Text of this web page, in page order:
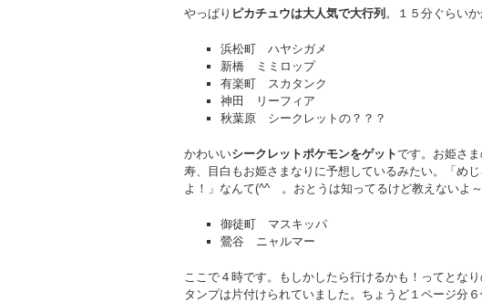
やっぱり ピカチュウは大人気で大行列 。１５分ぐらいか
浜松町 ハヤシガメ
新橋 ミミロップ
有楽町 スカタンク
神田 リーフィア
秋葉原 シークレットの？？？
かわいいシークレットポケモンをゲットです。お姫さ
寿、目白もお姫さまなりに予想しているみたい。「め
よ！」なんて(^^ゞ。おとうは知ってるけど教えないよ～
御徒町 マスキッパ
鶯谷 ニャルマー
ここで４時です。もしかしたら行けるかも！ってとな
タンプは片付けられていました。ちょうど１ページ分